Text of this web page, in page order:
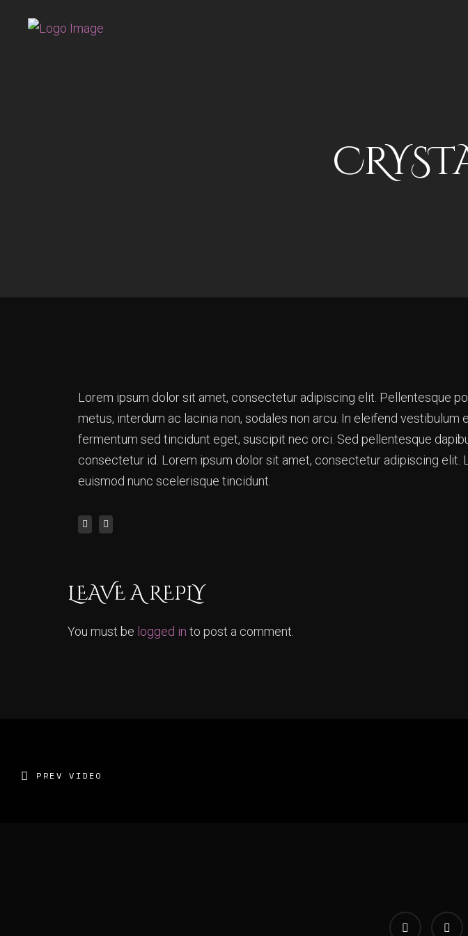
Lorem ipsum dolor sit amet, consectetur adipiscing elit. Pellentesque
metus, interdum ac lacinia non, sodales non arcu. In eleifend
fermentum sed tincidunt eget, suscipit nec orci. Sed pellentesque
consectetur id. Lorem ipsum dolor sit amet, consectetur adipiscing
euismod nunc scelerisque tincidunt.
LEAVE A REPLY
You must be logged in to post a comment.
PREV VIDEO